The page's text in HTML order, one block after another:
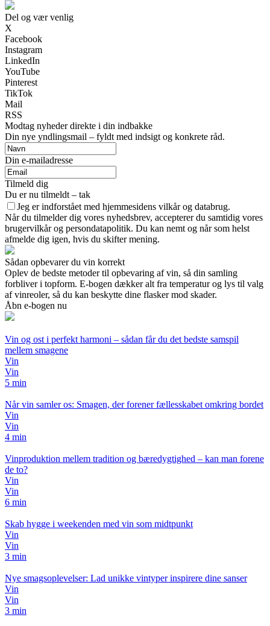
Del og vær venlig
X
Facebook
Instagram
LinkedIn
YouTube
Pinterest
TikTok
Mail
RSS
Modtag nyheder direkte i din indbakke
Din nye yndlingsmail – fyldt med indsigt og konkrete råd.
Din e-mailadresse
Tilmeld dig
Du er nu tilmeldt – tak
Jeg er indforstået med hjemmesidens vilkår og databrug.
Når du tilmelder dig vores nyhedsbrev, accepterer du samtidig vores
brugervilkår og persondatapolitik. Du kan nemt og når som helst
afmelde dig igen, hvis du skifter mening.
Sådan opbevarer du vin korrekt
Oplev de bedste metoder til opbevaring af vin, så din samling
forbliver i topform. E-bogen dækker alt fra temperatur og lys til valg
af vinreoler, så du kan beskytte dine flasker mod skader.
Åbn e-bogen nu
Vin og ost i perfekt harmoni – sådan får du det bedste samspil
mellem smagene
Vin
Vin
5 min
Når vin samler os: Smagen, der forener fællesskabet omkring bordet
Vin
Vin
4 min
Vinproduktion mellem tradition og bæredygtighed – kan man forene
de to?
Vin
Vin
6 min
Skab hygge i weekenden med vin som midtpunkt
Vin
Vin
3 min
Nye smagsoplevelser: Lad unikke vintyper inspirere dine sanser
Vin
Vin
3 min